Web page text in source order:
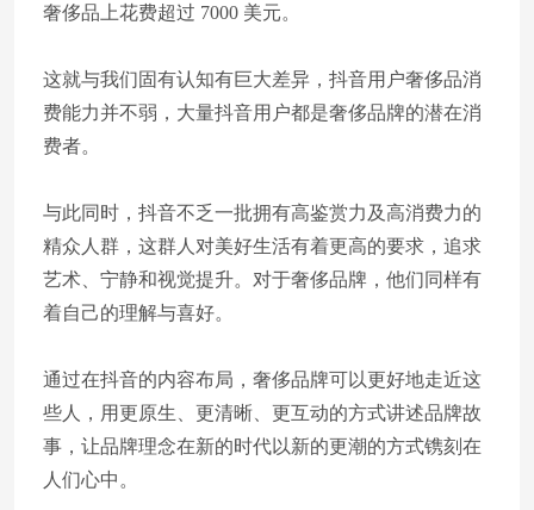
奢侈品上花费超过 7000 美元。
这就与我们固有认知有巨大差异，抖音用户奢侈品消
费能力并不弱，大量抖音用户都是奢侈品牌的潜在消
费者。
与此同时，抖音不乏一批拥有高鉴赏力及高消费力的
精众人群，这群人对美好生活有着更高的要求，追求
艺术、宁静和视觉提升。对于奢侈品牌，他们同样有
着自己的理解与喜好。
通过在抖音的内容布局，奢侈品牌可以更好地走近这
些人，用更原生、更清晰、更互动的方式讲述品牌故
事，让品牌理念在新的时代以新的更潮的方式镌刻在
人们心中。